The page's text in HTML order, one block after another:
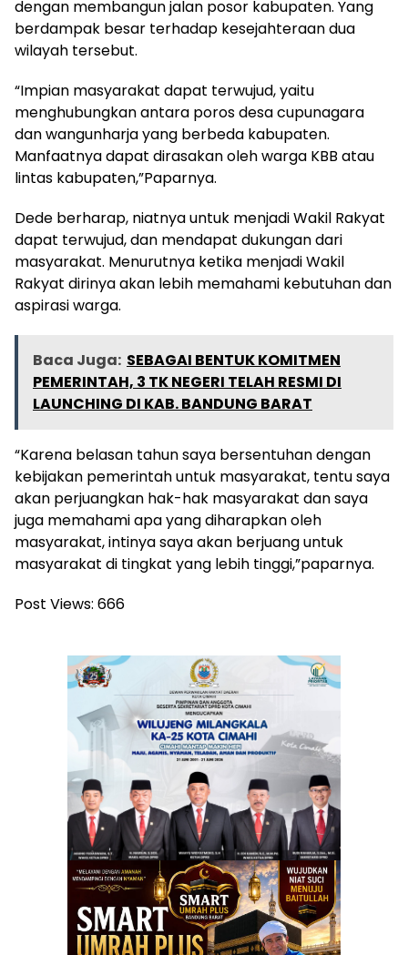
dengan membangun jalan posor kabupaten. Yang
berdampak besar terhadap kesejahteraan dua
wilayah tersebut.
“Impian masyarakat dapat terwujud, yaitu
menghubungkan antara poros desa cupunagara
dan wangunharja yang berbeda kabupaten.
Manfaatnya dapat dirasakan oleh warga KBB atau
lintas kabupaten,”Paparnya.
Dede berharap, niatnya untuk menjadi Wakil Rakyat
dapat terwujud, dan mendapat dukungan dari
masyarakat. Menurutnya ketika menjadi Wakil
Rakyat dirinya akan lebih memahami kebutuhan dan
aspirasi warga.
Baca Juga: SEBAGAI BENTUK KOMITMEN
PEMERINTAH, 3 TK NEGERI TELAH RESMI DI
LAUNCHING DI KAB. BANDUNG BARAT
“Karena belasan tahun saya bersentuhan dengan
kebijakan pemerintah untuk masyarakat, tentu saya
akan perjuangkan hak-hak masyarakat dan saya
juga memahami apa yang diharapkan oleh
masyarakat, intinya saya akan berjuang untuk
masyarakat di tingkat yang lebih tinggi,”paparnya.
Post Views: 666